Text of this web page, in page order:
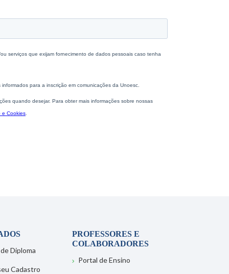
Diploma
Cadastro
PROFESSORES E
COLABORADORES
Portal de Ensino